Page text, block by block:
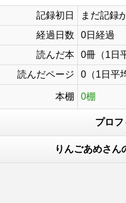
記録初日
まだ記録
経過日数
0日経過
読んだ本
0冊（1日
読んだページ
0（1日平
本棚 0棚
プロフ
りんごあめさん